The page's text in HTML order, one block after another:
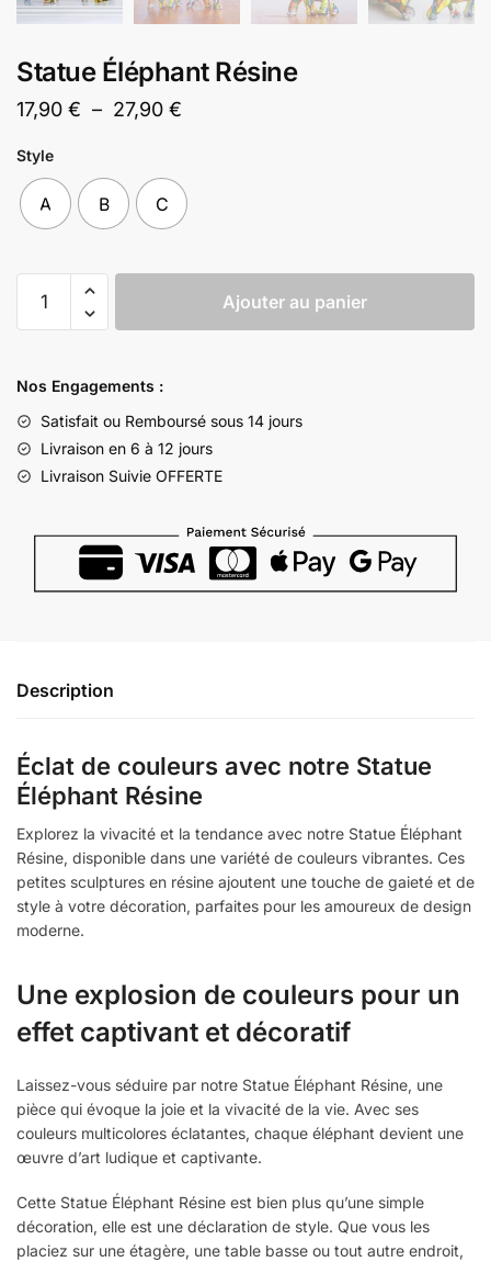
Statue Éléphant Résine
17,90 € – 27,90 €
17,90 €
Style
A B C
Résine
Ajouter au panier
Nos Engagements :
Satisfait ou Remboursé sous 14 jours
Livraison en 6 à 12 jours
Livraison Suivie OFFERTE
Description
Éclat de couleurs avec notre Statue
Éléphant Résine
Explorez la vivacité et la tendance avec notre Statue Éléphant
Résine, disponible dans une variété de couleurs vibrantes. Ces
petites sculptures en résine ajoutent une touche de gaieté et de
style à votre décoration, parfaites pour les amoureux de design
moderne.
Une explosion de couleurs pour un
effet captivant et décoratif
Laissez-vous séduire par notre Statue Éléphant Résine, une
pièce qui évoque la joie et la vivacité de la vie. Avec ses
couleurs multicolores éclatantes, chaque éléphant devient une
œuvre d’art ludique et captivante.
Cette Statue Éléphant Résine est bien plus qu’une simple
décoration, elle est une déclaration de style. Que vous les
placiez sur une étagère, une table basse ou tout autre endroit,